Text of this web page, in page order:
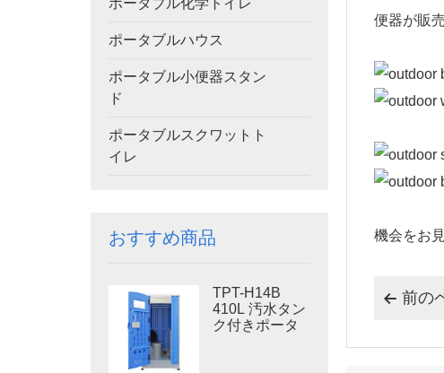
ポータブル化学トイレ
ポータブルハウス
ポータブル小便器スタン
ド
ポータブルスクワットト
イレ
おすすめ商品
TPT-H14B
410L 汚水タン
ク付きポータ
便器が販
機会をお
 前の